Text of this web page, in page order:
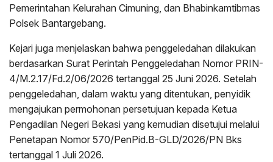
Pemerintahan Kelurahan Cimuning, dan Bhabinkamtibmas
Polsek Bantargebang.
Kejari juga menjelaskan bahwa penggeledahan dilakukan
berdasarkan Surat Perintah Penggeledahan Nomor PRIN-
4/M.2.17/Fd.2/06/2026 tertanggal 25 Juni 2026. Setelah
penggeledahan, dalam waktu yang ditentukan, penyidik
mengajukan permohonan persetujuan kepada Ketua
Pengadilan Negeri Bekasi yang kemudian disetujui melalui
Penetapan Nomor 570/PenPid.B-GLD/2026/PN Bks
tertanggal 1 Juli 2026.